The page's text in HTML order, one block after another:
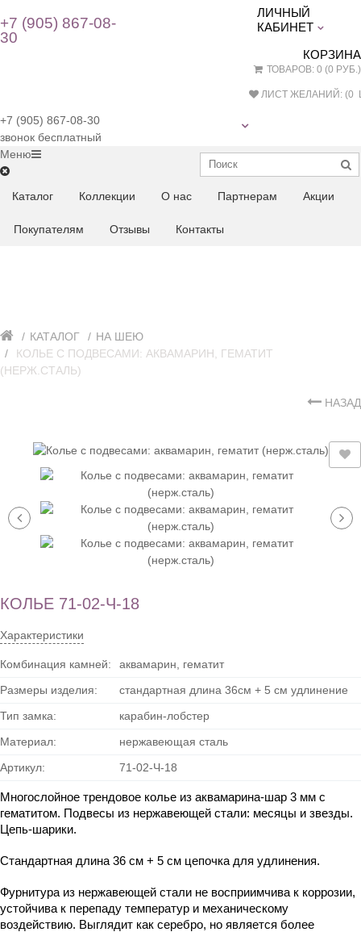
+7 (905) 867-08-
30
ЛИЧНЫЙ
КАБИНЕТ
КОРЗИНА
ТОВАРОВ: 0 (0 РУБ.)
ЛИСТ ЖЕЛАНИЙ: (0
+7 (905) 867-08-30
звонок бесплатный
Меню
Каталог Коллекции О нас Партнерам Акции
Покупателям Отзывы Контакты
КАТАЛОГ
НА ШЕЮ
КОЛЬЕ С ПОДВЕСАМИ: АКВАМАРИН, ГЕМАТИТ
(НЕРЖ.СТАЛЬ)
НАЗАД
КОЛЬЕ 71-02-Ч-18
Характеристики
Комбинация камней:
аквамарин, гематит
Размеры изделия:
стандартная длина 36см + 5 см удлинение
Тип замка:
карабин-лобстер
Материал:
нержавеющая сталь
Артикул:
71-02-Ч-18
Многослойное трендовое колье из аквамарина-шар 3 мм с
гематитом. Подвесы из нержавеющей стали: месяцы и звезды.
Цепь-шарики.
Стандартная длина 36 см + 5 см цепочка для удлинения.
Фурнитура из нержавеющей стали не восприимчива к коррозии,
устойчива к перепаду температур и механическому
воздействию. Выглядит как серебро, но является более